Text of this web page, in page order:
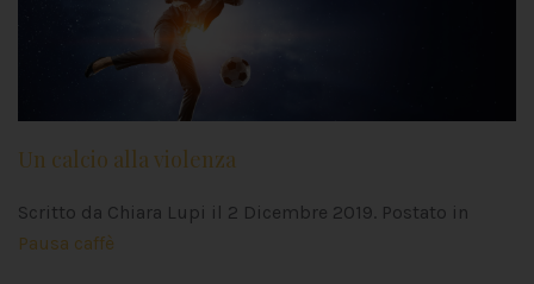
Un calcio alla violenza
Scritto da Chiara Lupi il 2 Dicembre 2019. Postato in
Pausa caffè